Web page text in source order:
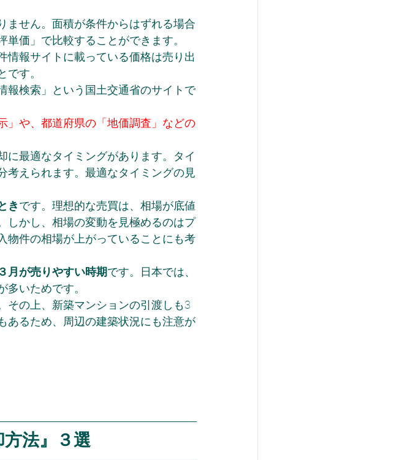
ません。面積が条件からはずれる場合
価」で比較することができます。
情報サイトに載っている価格は売り出
す。
報検索」という国土交通省のサイトで
」や、都道府県の「地価調査」などの
に最適なタイミングがあります。タイ
考えられます。最適なタイミングの見
きです。理想的な売買は、相場が底値
しかし、相場の変動を見極めるのはプ
物件の相場が上がっていることにも考
月が売りやすい時期です。日本では、
いためです。
その上、新築マンションの引渡しも3
あるため、周辺の建築状況にも注意が
法』３選